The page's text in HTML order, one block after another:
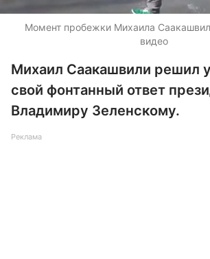
Момент пробежки Михаила
видео
Михаил Саакашвили решил
свой фонтанный ответ
Владимиру Зеленскому.
Реклама